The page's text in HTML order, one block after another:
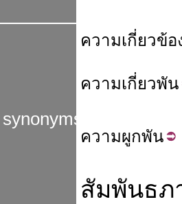
synonyms
ความเกี่ยวข้อ
ความเกี่ยวพัน
ความผูกพัน
สัมพันธภ